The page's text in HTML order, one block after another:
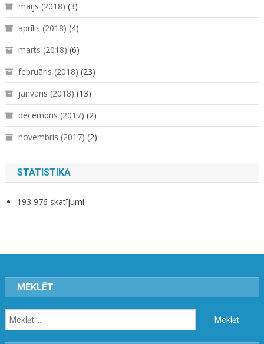
maijs (2018) (3)
aprīlis (2018) (4)
marts (2018) (6)
februāris (2018) (23)
janvāris (2018) (13)
decembris (2017) (2)
novembris (2017) (2)
STATISTIKA
193 976 skatījumi
MEKLĒT
Meklēt: